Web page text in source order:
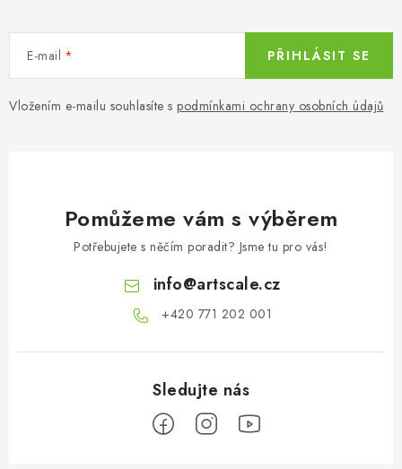
E-mail
Vložením e-mailu souhlasíte s podmínkami ochrany osobních údajů
PŘIHLÁSIT SE
Pomůžeme vám s výběrem
Potřebujete s něčím poradit? Jsme tu pro vás!
info@artscale.cz
+420 771 202 001​